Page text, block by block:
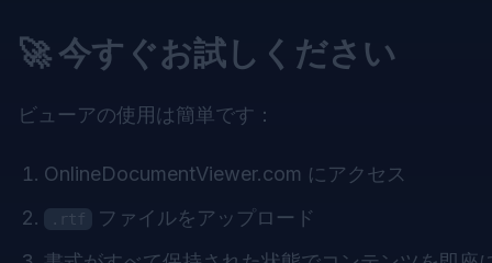
🚀 今すぐお試しください
ビューアの使用は簡単です：
OnlineDocumentViewer.com にアクセス
.rtf
ファイルをアップロード